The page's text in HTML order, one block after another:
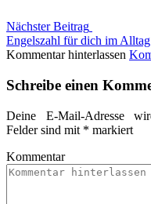
Nächster Beitrag
Engelszahl für dich im
Kommentar hinterlassen
Schreibe einen
Deine E-Mail-Adresse
Felder sind mit * markiert